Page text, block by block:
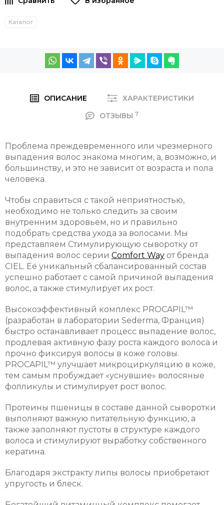
Каталог
ОПИСАНИЕ
ХАРАКТЕРИСТИКИ
ОТЗЫВЫ7
Проблема преждевременного или чрезмерного
выпадения волос знакома многим, а, возможно, и
большинству, и это не зависит от возраста и пола
человека.
Чтобы справиться с такой неприятностью,
необходимо не только следить за своим
внутренним здоровьем, но и правильно
подобрать средства ухода за волосами. Мы
представляем Стимулирующую сыворотку от
выпадения волос серии Comfort Way от бренда
CIEL. Её уникальный сбалансированный состав
успешно работает с самой причиной выпадения
волос, а также стимулирует их рост.
Высокоэффективный комплекс PROCAPIL™
(разработан в лаборатории Sederma, Франция)
быстро останавливает процесс выпадение волос,
продлевая активную фазу роста каждого волоса и
прочно фиксируя волосы в коже головы.
PROCAPIL™ улучшает микроциркуляцию в коже,
тем самым пробуждает «уснувшие» волосяные
фолликулы и стимулирует рост волос.
Протеины пшеницы в составе данной сыворотки
выполняют важную питательную функцию, а
также заполняют пустоты в структуре каждого
волоса и стимулируют выработку собственного
кератина.
Благодаря экстракту липы волосы приобретают
упругость и блеск.